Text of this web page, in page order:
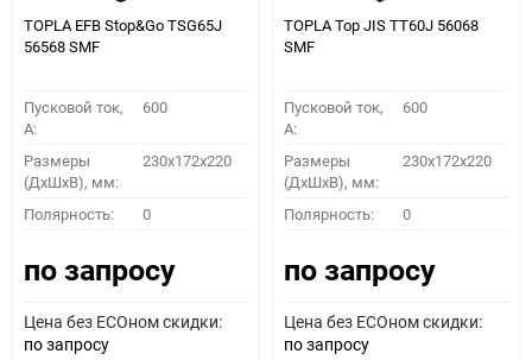
TOPLA EFB Stop&Go TSG65J
56568 SMF
Пусковой ток,
A:
600
Размеры
(ДхШхВ), мм:
230x172x220
Полярность: 0
по запросу
Цена без ECOном скидки:
по запросу
TOPLA Top JIS TT60J 56068
SMF
Пусковой ток,
A:
600
Размеры
(ДхШхВ), мм:
230x172x220
Полярность: 0
по запросу
Цена без ECOном скидки:
по запросу